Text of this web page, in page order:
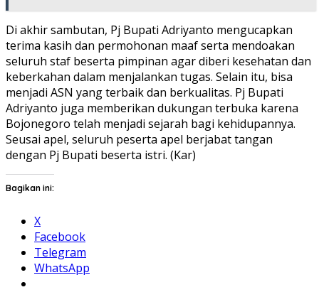
Di akhir sambutan, Pj Bupati Adriyanto mengucapkan
terima kasih dan permohonan maaf serta mendoakan
seluruh staf beserta pimpinan agar diberi kesehatan dan
keberkahan dalam menjalankan tugas. Selain itu, bisa
menjadi ASN yang terbaik dan berkualitas. Pj Bupati
Adriyanto juga memberikan dukungan terbuka karena
Bojonegoro telah menjadi sejarah bagi kehidupannya.
Seusai apel, seluruh peserta apel berjabat tangan
dengan Pj Bupati beserta istri. (Kar)
Bagikan ini:
X
Facebook
Telegram
WhatsApp